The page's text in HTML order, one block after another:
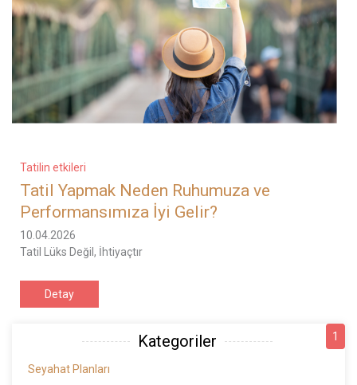
Tatilin etkileri
Tatil Yapmak Neden Ruhumuza ve
Performansımıza İyi Gelir?
10.04.2026
Tatil Lüks Değil, İhtiyaçtır
Detay
1
Kategoriler
Seyahat Planları